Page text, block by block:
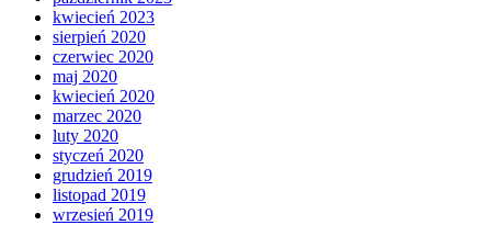
kwiecień 2023
sierpień 2020
czerwiec 2020
maj 2020
kwiecień 2020
marzec 2020
luty 2020
styczeń 2020
grudzień 2019
listopad 2019
wrzesień 2019